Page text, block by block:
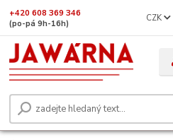
CZK
+420 608 369 346
(po-pá 9h-16h)